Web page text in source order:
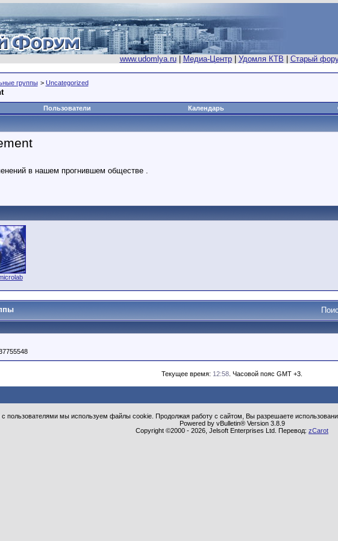
www.udomlya.ru| Медиа-Центр| Удомля КТВ Старый
группы > Uncategorized
Пользователи Календарь
в нашем прогнившем обществе .
Текущее время: 12:58 . Часовой пояс GMT +3.
пользователями мы используем файлы cookie. Продолжая работу с сайтом, Вы разрешаете
Powered by vBulletin® Version 3.8.9
Copyright ©2000 - 2026, Jelsoft Enterprises Ltd. Перевод: zCarot